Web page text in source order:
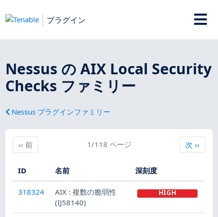
プラグイン
Nessus の AIX Local Security
Checks ファミリー
Nessus プラグインファミリー
‹‹前前 1/118 ページ 次
次 ››
ID 名前 深刻度
318324
AIX : 複数の脆弱性
(IJ58140)
HIGH